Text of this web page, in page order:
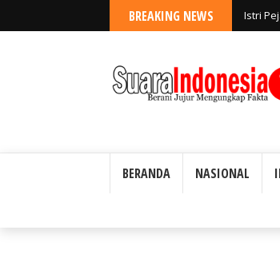
BREAKING NEWS Istri
BERANDA NASIONAL